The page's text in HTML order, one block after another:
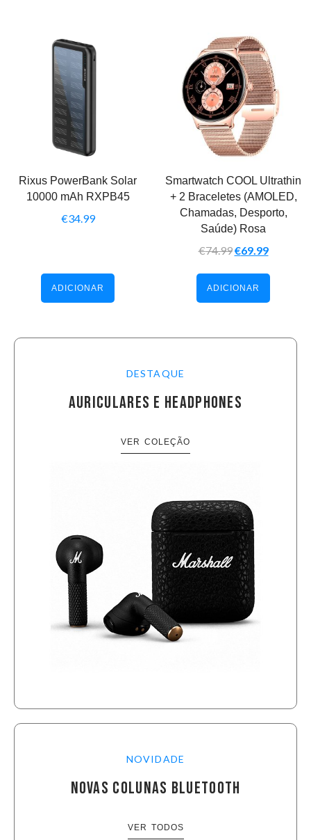
Rixus PowerBank Solar
10000 mAh RXPB45
€34.99
ADICIONAR
Smartwatch COOL Ultrathin
+ 2 Braceletes (AMOLED,
Chamadas, Desporto,
Saúde) Rosa
€74.99€69.99
ADICIONAR
DESTAQUE
AURICULARES E HEADPHONES
VER COLEÇÃO
NOVIDADE
NOVAS COLUNAS BLUETOOTH
VER TODOS